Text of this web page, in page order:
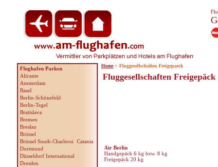
Fluggesellschaften Freigepäck
Air Berlin
Handgepäck 6 kg bzw. 8 kg
Freigepäck 20 kg
Flughafen Parken
Alicante
Amsterdam
Basel
Berlin-Schönefeld
Berlin-Tegel
Bratislava
Bremen
Breslau
Brüssel
Brüssel South-Charleroi
Catania
Dortmund
Düsseldorf International
Dresden
Home > Fluggesellschaften Freigepaeck